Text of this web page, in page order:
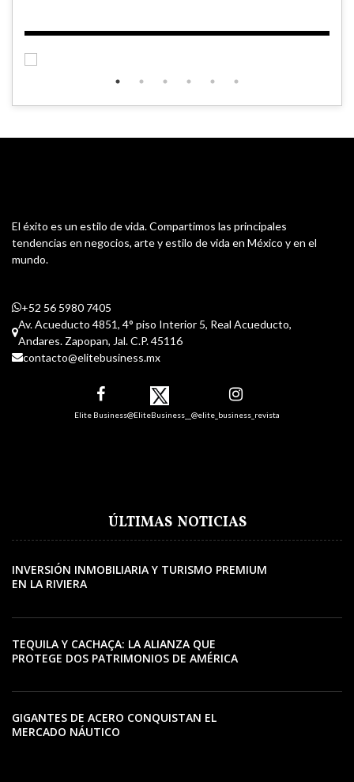
El éxito es un estilo de vida. Compartimos las principales
tendencias en negocios, arte y estilo de vida en México y en el
mundo.
+52 56 5980 7405
Av. Acueducto 4851, 4° piso Interior 5, Real Acueducto,
Andares. Zapopan, Jal. C.P. 45116
contacto@elitebusiness.mx
Elite Business@EliteBusiness__ @elite_business_revista
ÚLTIMAS NOTICIAS
INVERSIÓN INMOBILIARIA Y TURISMO PREMIUM
EN LA RIVIERA
TEQUILA Y CACHAÇA: LA ALIANZA QUE
PROTEGE DOS PATRIMONIOS DE AMÉRICA
GIGANTES DE ACERO CONQUISTAN EL
MERCADO NÁUTICO